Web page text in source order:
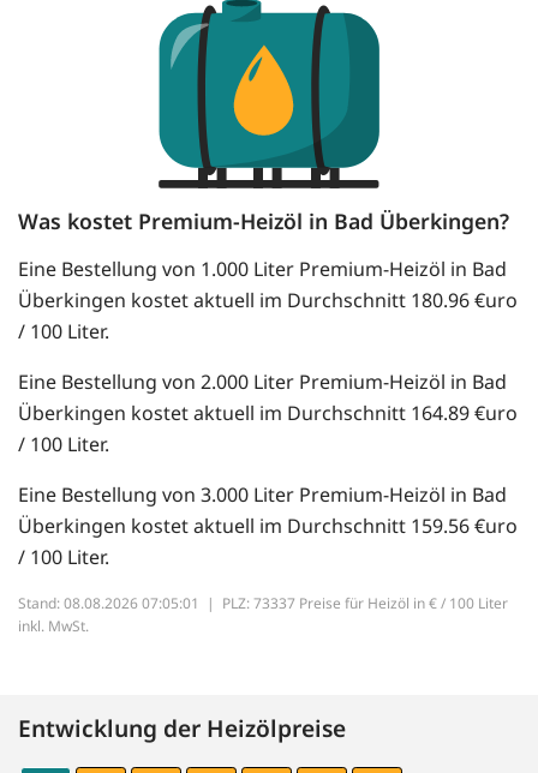
Was kostet Premium-Heizöl in Bad Überkingen?
Eine Bestellung von 1.000 Liter Premium-Heizöl in Bad
Überkingen kostet aktuell im Durchschnitt 180.96 €uro
/ 100 Liter.
Eine Bestellung von 2.000 Liter Premium-Heizöl in Bad
Überkingen kostet aktuell im Durchschnitt 164.89 €uro
/ 100 Liter.
Eine Bestellung von 3.000 Liter Premium-Heizöl in Bad
Überkingen kostet aktuell im Durchschnitt 159.56 €uro
/ 100 Liter.
Stand: 08.08.2026 07:05:01 | PLZ: 73337 Preise für Heizöl in € / 100 Liter
inkl. MwSt.
Entwicklung der Heizölpreise